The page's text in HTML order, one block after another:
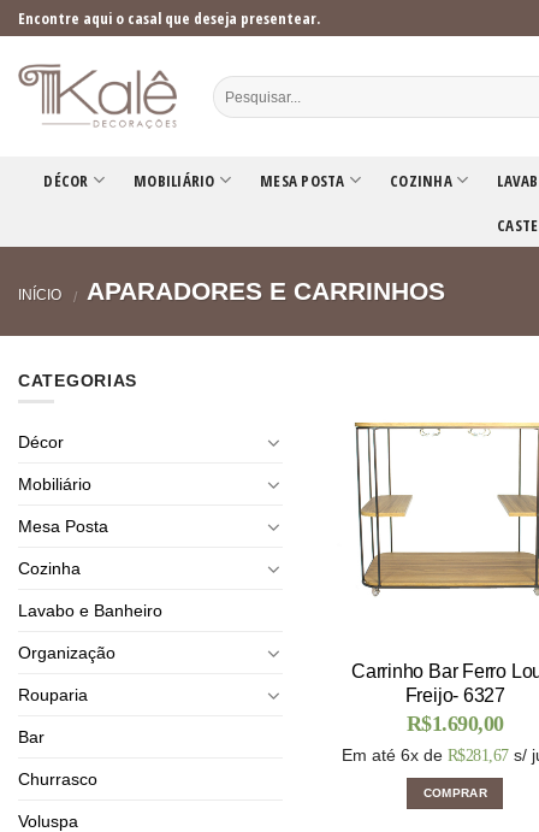
Skip
to
content
Encontre aqui o casal que deseja presentear.
DÉCOR MOBILIÁRIO MESA POSTA COZINHA
INÍCIO / APARADORES E CARRINHOS
CATEGORIAS
Décor
Mobiliário
Mesa Posta
Cozinha
Lavabo e Banheiro
Organização
Rouparia
Bar
Churrasco
Voluspa
Carrinho Bar Ferro
Freijo- 6327
R$1.690,00
Em até 6x de R$281,67 s/
COMPRAR